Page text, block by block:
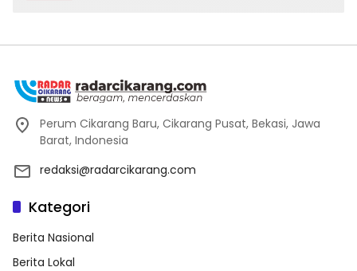
Perum Cikarang Baru, Cikarang Pusat, Bekasi, Jawa
Barat, Indonesia
redaksi@radarcikarang.com
Kategori
Berita Nasional
Berita Lokal